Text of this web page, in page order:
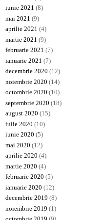
iunie 2021 (8)
mai 2021 (9)
aprilie 2021 (4)
martie 2021 (9)
februarie 2021 (7)
ianuarie 2021 (7)
decembrie 2020 (12)
noiembrie 2020 (14)
octombrie 2020 (10)
septembrie 2020 (18)
august 2020 (15)
iulie 2020 (10)
iunie 2020 (5)
mai 2020 (12)
aprilie 2020 (4)
martie 2020 (4)
februarie 2020 (5)
ianuarie 2020 (12)
decembrie 2019 (8)
noiembrie 2019 (1)